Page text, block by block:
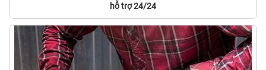
hỗ trợ 24/24